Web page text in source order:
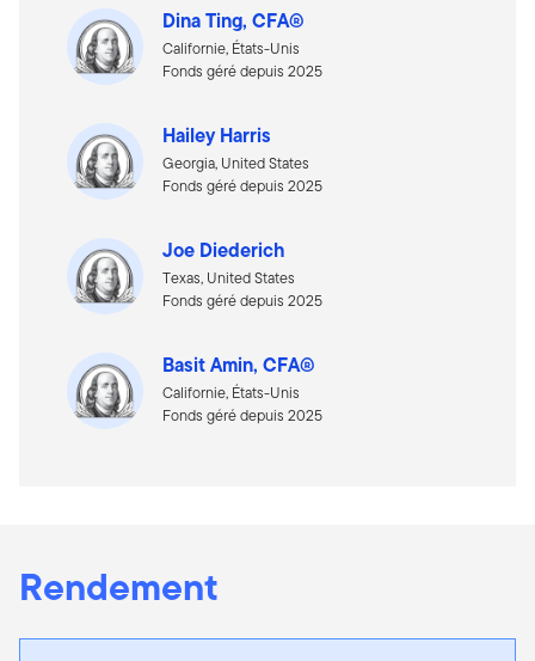
Dina Ting, CFA®
Californie, États-Unis
Fonds géré depuis 2025
Hailey Harris
Georgia, United States
Fonds géré depuis 2025
Joe Diederich
Texas, United States
Fonds géré depuis 2025
Basit Amin, CFA®
Californie, États-Unis
Fonds géré depuis 2025
Rendement